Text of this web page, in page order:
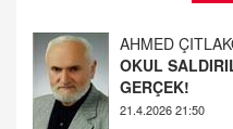
OKUL
21.4.2026 21:50
Fatih Bayhan
MAARİF